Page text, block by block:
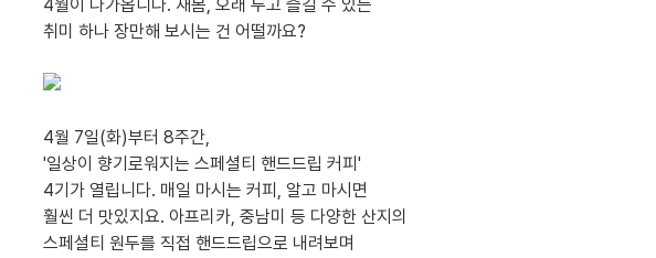
4월이 다가옵니다. 새봄, 오래 두고 즐길 수 있는
취미 하나 장만해 보시는 건 어떨까요?
4월 7일(화)부터 8주간,
'일상이 향기로워지는 스페셜티 핸드드립 커피'
4기가 열립니다. 매일 마시는 커피, 알고 마시면
훨씬 더 맛있지요. 아프리카, 중남미 등 다양한 산지의
스페셜티 원두를 직접 핸드드립으로 내려보며